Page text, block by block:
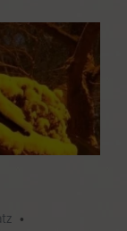
E-Mail an uns.
•